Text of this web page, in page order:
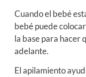
Cuando el bebé
bebé puede
la base para hacer
adelante.
El apilamiento